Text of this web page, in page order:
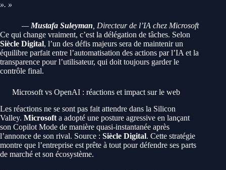
». »
— Mustafa Suleyman , Directeur de l’IA chez Microsoft
Ce qui change vraiment, c’est la délégation de tâches. Selon
Siècle Digital, l’un des défis majeurs sera de maintenir un
équilibre parfait entre l’automatisation des actions par l’IA et la
transparence pour l’utilisateur, qui doit toujours garder le
contrôle final.
Microsoft vs OpenAI : réactions et impact sur le web
Les réactions ne se sont pas fait attendre dans la Silicon
Valley. Microsoft a adopté une posture agressive en lançant
son Copilot Mode de manière quasi-instantanée après
l’annonce de son rival. Source : Siècle Digital. Cette stratégie
montre que l’entreprise est prête à tout pour défendre ses parts
de marché et son écosystème.